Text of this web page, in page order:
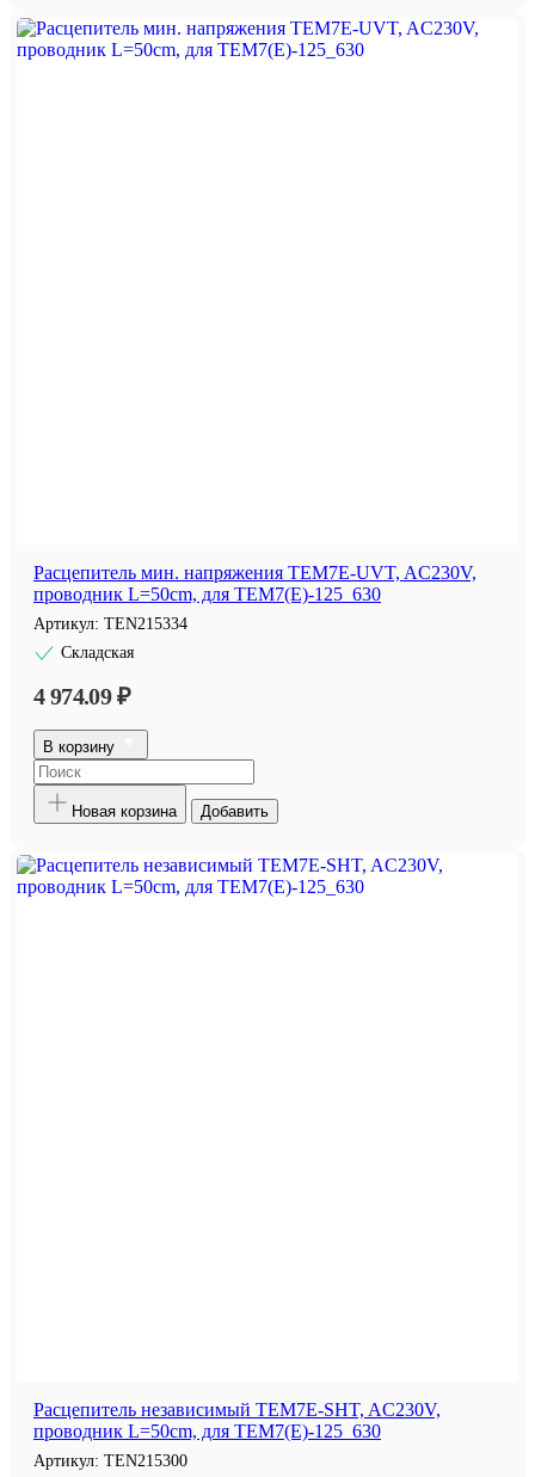
Расцепитель мин. напряжения TEM7E-UVT, AC230V,
проводник L=50cm, для TEM7(E)-125_630
Артикул: TEN215334
Складская
4 974.09 ₽
В корзину
Новая корзина Добавить
Расцепитель независимый TEM7E-SHT, AC230V,
проводник L=50cm, для TEM7(E)-125_630
Артикул: TEN215300